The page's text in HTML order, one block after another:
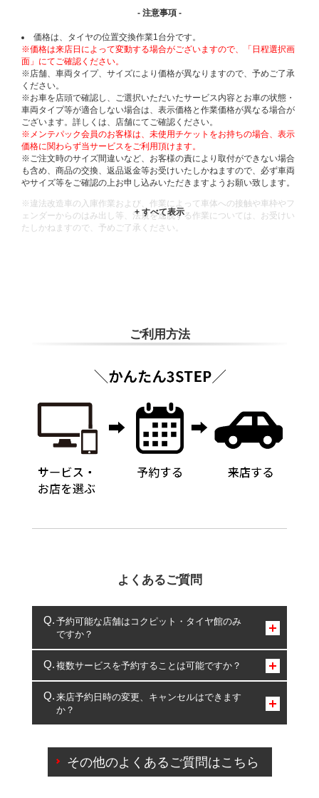
- 注意事項 -
価格は、タイヤの位置交換作業1台分です。
※価格は来店日によって変動する場合がございますので、「日程選択画
面」にてご確認ください。
※店舗、車両タイプ、サイズにより価格が異なりますので、予めご了承
ください。
※お車を店頭で確認し、ご選択いただいたサービス内容とお車の状態・
車両タイプ等が適合しない場合は、表示価格と作業価格が異なる場合が
ございます。詳しくは、店舗にてご確認ください。
※メンテパック会員のお客様は、未使用チケットをお持ちの場合、表示
価格に関わらず当サービスをご利用頂けます。
※ご注文時のサイズ間違いなど、お客様の責により取付ができない場合
も含め、商品の交換、返品返金等お受けいたしかねますので、必ず車両
やサイズ等をご確認の上お申し込みいただきますようお願い致します。
※違法改造車の入庫作業および、作業によって車体への接触や車枠やフ
ェンダーからのはみ出し等、法規を逸脱する作業については、お受けい
たしかねますので、予めご了承ください。
ご利用方法
よくあるご質問
予約可能な店舗はコクピット・タイヤ館のみ
ですか？
コクピット・タイヤ館のみとなります。
複数サービスを予約することは可能ですか？
複数サービスのご予約は可能です。
一部の商品・サービスの組み合わせに限り、同時にご予約が
出来ないものもございます。
来店予約日時の変更、キャンセルはできます
か？
ご来店予約日の3営業日前を過ぎている場合のご予約
の日時変更につきましては、直接ご予約の店舗まで
その他のよくあるご質問はこちら